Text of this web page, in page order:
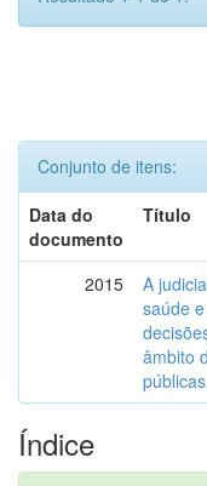
Conjunto de itens:
Data do
documento
Título
2015
A
saúde
âmbito
Índice